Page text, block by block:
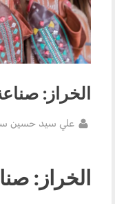
الخراز:
2025
By
علي سيد حسين
الخراز: